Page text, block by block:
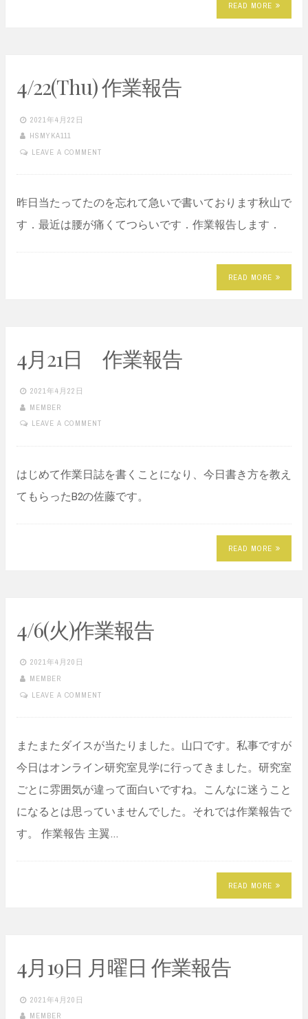
READ MORE
4/22(Thu) 作業報告
2021年4月22日
HSMYKA111
LEAVE A COMMENT
昨日当たってたのを忘れて急いで書いております秋山で
す．最近は腰が痛くてつらいです．作業報告します．
READ MORE
4月21日 作業報告
2021年4月22日
MEMBER
LEAVE A COMMENT
はじめて作業日誌を書くことになり、今日書き方を教え
てもらったB2の佐藤です。
READ MORE
4/6(火)作業報告
2021年4月20日
MEMBER
LEAVE A COMMENT
またまたダイスが当たりました。山口です。私事ですが
今日はオンライン研究室見学に行ってきました。研究室
ごとに雰囲気が違って面白いですね。こんなに迷うこと
になるとは思っていませんでした。それでは作業報告で
す。 作業報告 主翼…
READ MORE
4月19日 月曜日 作業報告
2021年4月20日
MEMBER